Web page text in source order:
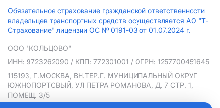
Обязательное страхование гражданской ответственности
владельцев транспортных средств осуществляется АО "Т-
Страхование" лицензии ОС № 0191-03 от 01.07.2024 г.
ООО "КОЛЬЦОВО"
ИНН: 9723262090 / КПП: 772301001 / ОГРН: 1257700451645
115193, Г.МОСКВА, ВН.ТЕР.Г. МУНИЦИПАЛЬНЫЙ ОКРУГ
ЮЖНОПОРТОВЫЙ, УЛ ПЕТРА РОМАНОВА, Д. 7 СТР. 1,
ПОМЕЩ. 3/5